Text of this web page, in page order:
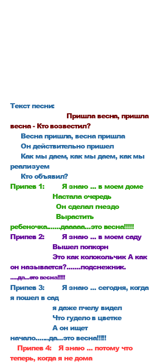
Текст песни:
Пришла весна, пришла
весна - Кто возвестил?
Весна пришла, весна пришла
Он действительно пришел
Как мы даем, как мы даем, как мы
реализуем
Кто объявил?
Припев 1:
Я знаю ... в моем доме
Настала очередь
Он сделал гнездо
Вырастить
ребеночка.......дааааа...это весна!!!!!
Припев 2:
Я знаю ... в моем саду
Вышел попкорн
Это как колокольчик А как
он называется?.......подснежник.
.....да...это весна!!!!!
Припев 3:
Я знаю ... сегодня, когда
я пошел в сад
я даже пчелу видел
Что гудело в цветке
А он ищет
начало.......да...это весна!!!!!
Припев 4:
Я знаю ... потому что
теперь, когда я не дома